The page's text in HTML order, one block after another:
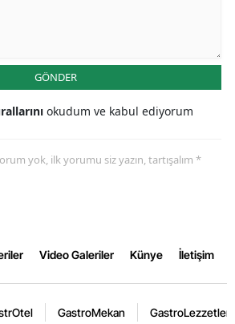
GÖNDER
okudum ve kabul ediyorum
yok, ilk yorumu siz yazın, tartışalım *
Video Galeriler Künye İletişim
GastroMekan GastroLezzetler